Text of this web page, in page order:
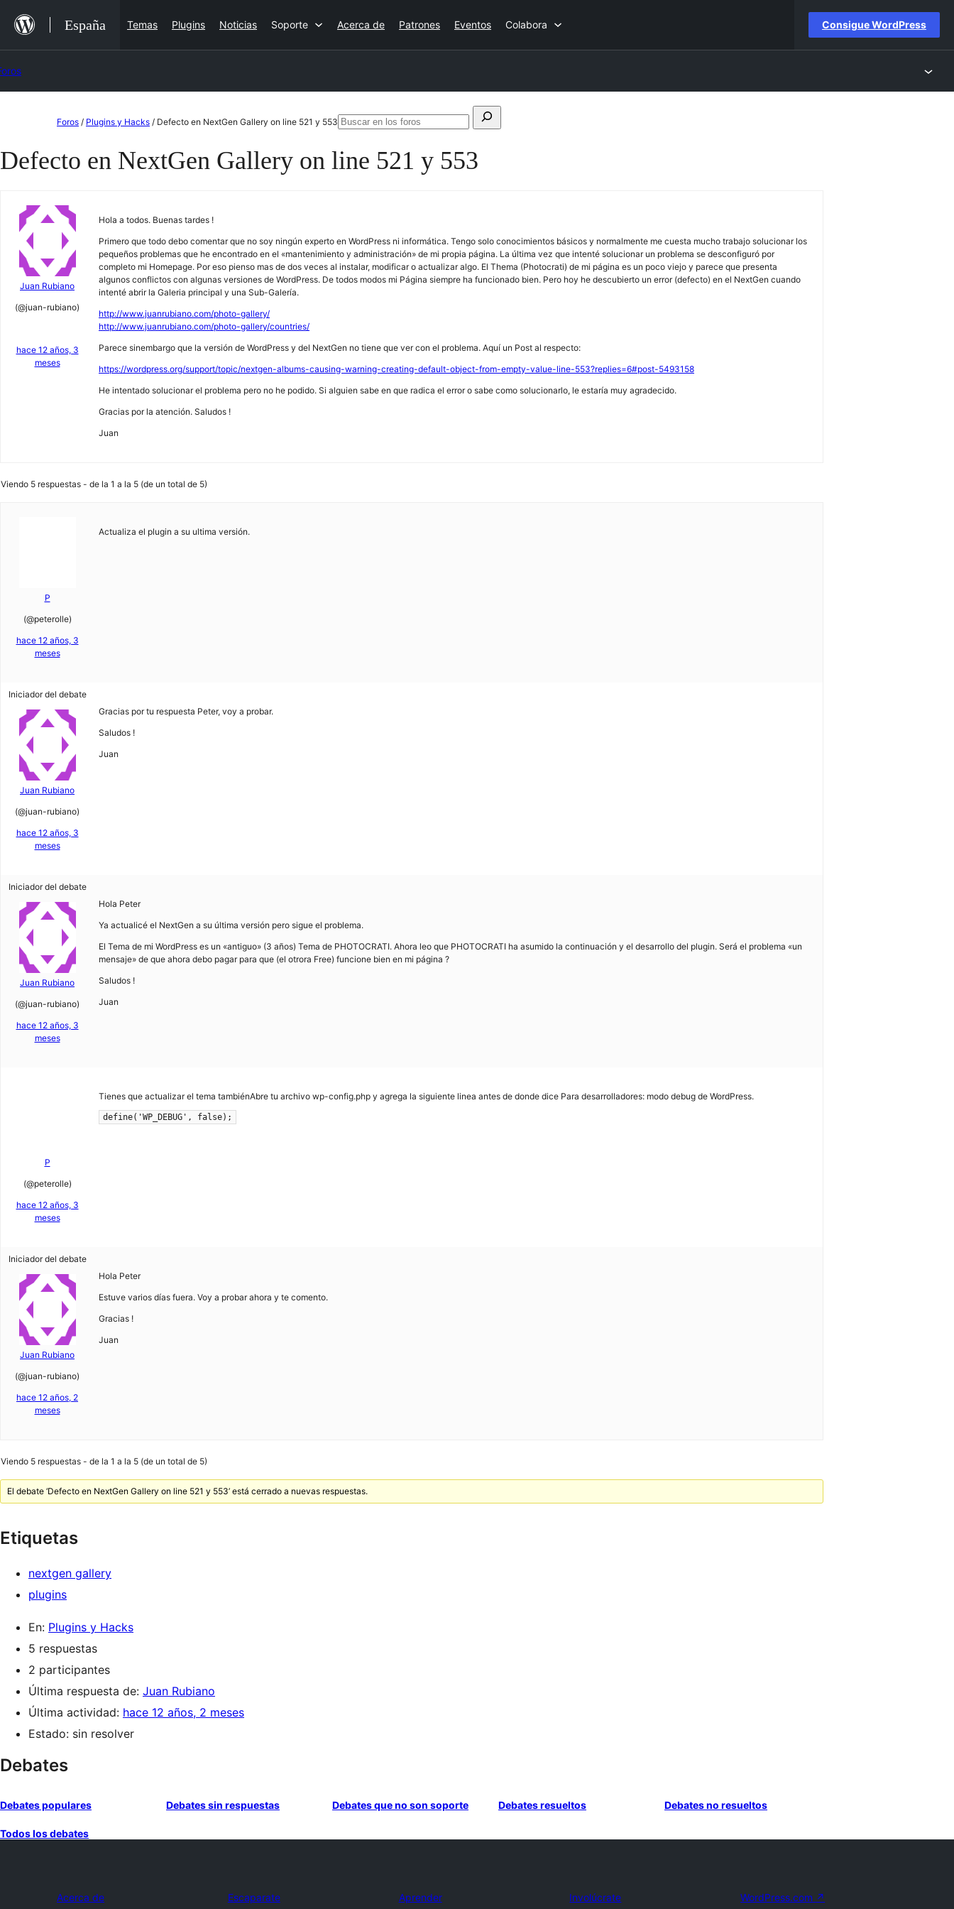
contenido
España Temas Plugins Noticias Soporte Acerca de Patrones Eventos Colabora Consigue WordPress
contenido
Foros / Plugins y Hacks / Defecto en NextGen Gallery on line 521 y 553Buscar:
Buscar
Defecto en NextGen Gallery on line 521 y 553
Juan Rubiano
(@juan-rubiano)
hace 12 años, 3
meses
Hola a todos. Buenas tardes !
Primero que todo debo comentar que no soy ningún experto en WordPress ni informática. Tengo solo conocimientos básicos y normalmente me cuesta mucho trabajo solucionar los
pequeños problemas que he encontrado en el «mantenimiento y administración» de mi propia página. La última vez que intenté solucionar un problema se desconfiguró por
completo mi Homepage. Por eso pienso mas de dos veces al instalar, modificar o actualizar algo. El Thema (Photocrati) de mi página es un poco viejo y parece que presenta
algunos conflictos con algunas versiones de WordPress. De todos modos mi Página siempre ha funcionado bien. Pero hoy he descubierto un error (defecto) en el NextGen cuando
intenté abrir la Galeria principal y una Sub-Galería.
http://www.juanrubiano.com/photo-gallery/
http://www.juanrubiano.com/photo-gallery/countries/
Parece sinembargo que la versión de WordPress y del NextGen no tiene que ver con el problema. Aquí un Post al respecto:
https://wordpress.org/support/topic/nextgen-albums-causing-warning-creating-default-object-from-empty-value-line-553?replies=6#post-5493158
He intentado solucionar el problema pero no he podido. Si alguien sabe en que radica el error o sabe como solucionarlo, le estaría muy agradecido.
Gracias por la atención. Saludos !
Juan
Viendo 5 respuestas - de la 1 a la 5 (de un total de 5)
P
(@peterolle)
hace 12 años, 3
meses
Actualiza el plugin a su ultima versión.
Iniciador del debate
Juan Rubiano
(@juan-rubiano)
hace 12 años, 3
meses
Gracias por tu respuesta Peter, voy a probar.
Saludos !
Juan
Iniciador del debate
Juan Rubiano
(@juan-rubiano)
hace 12 años, 3
meses
Hola Peter
Ya actualicé el NextGen a su última versión pero sigue el problema.
El Tema de mi WordPress es un «antiguo» (3 años) Tema de PHOTOCRATI. Ahora leo que PHOTOCRATI ha asumido la continuación y el desarrollo del plugin. Será el problema «un
mensaje» de que ahora debo pagar para que (el otrora Free) funcione bien en mi página ?
Saludos !
Juan
P
(@peterolle)
hace 12 años, 3
meses
Tienes que actualizar el tema tambiénAbre tu archivo wp-config.php y agrega la siguiente linea antes de donde dice Para desarrolladores: modo debug de WordPress.
define('WP_DEBUG', false);
Iniciador del debate
Juan Rubiano
(@juan-rubiano)
hace 12 años, 2
meses
Hola Peter
Estuve varios días fuera. Voy a probar ahora y te comento.
Gracias !
Juan
Viendo 5 respuestas - de la 1 a la 5 (de un total de 5)
El debate ‘Defecto en NextGen Gallery on line 521 y 553’ está cerrado a nuevas respuestas.
Etiquetas
nextgen gallery
plugins
En: Plugins y Hacks
5 respuestas
2 participantes
Última respuesta de: Juan Rubiano
Última actividad: hace 12 años, 2 meses
Estado: sin resolver
Debates
Debates populares Debates sin respuestas Debates que no son soporte Debates resueltos Debates no resueltos
Todos los debates
Acerca de Escaparate Aprender Involúcrate WordPress.com ↗